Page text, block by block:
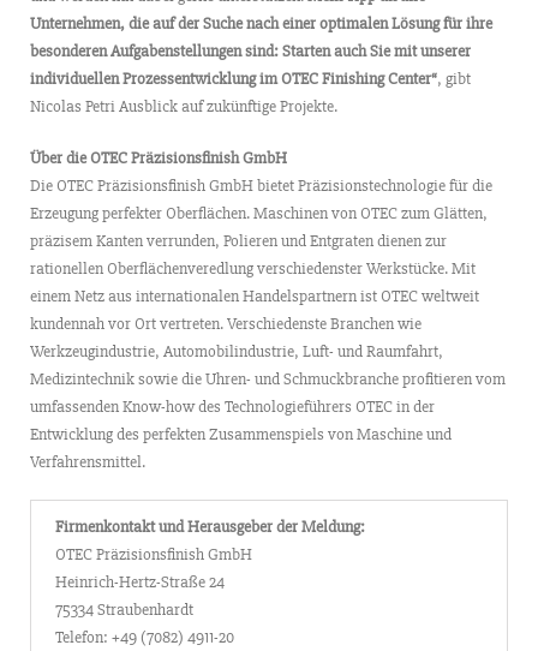
Unternehmen, die auf der Suche nach einer optimalen Lösung für ihre
besonderen Aufgabenstellungen sind: Starten auch Sie mit unserer
individuellen Prozessentwicklung im OTEC Finishing Center“, gibt
Nicolas Petri Ausblick auf zukünftige Projekte.
Über die OTEC Präzisionsfinish GmbH
Die OTEC Präzisionsfinish GmbH bietet Präzisionstechnologie für die
Erzeugung perfekter Oberflächen. Maschinen von OTEC zum Glätten,
präzisem Kanten verrunden, Polieren und Entgraten dienen zur
rationellen Oberflächenveredlung verschiedenster Werkstücke. Mit
einem Netz aus internationalen Handelspartnern ist OTEC weltweit
kundennah vor Ort vertreten. Verschiedenste Branchen wie
Werkzeugindustrie, Automobilindustrie, Luft- und Raumfahrt,
Medizintechnik sowie die Uhren- und Schmuckbranche profitieren vom
umfassenden Know-how des Technologieführers OTEC in der
Entwicklung des perfekten Zusammenspiels von Maschine und
Verfahrensmittel.
Firmenkontakt und Herausgeber der Meldung:
OTEC Präzisionsfinish GmbH
Heinrich-Hertz-Straße 24
75334 Straubenhardt
Telefon: +49 (7082) 4911-20